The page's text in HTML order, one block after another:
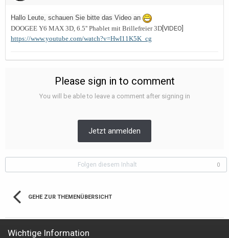
Hallo Leute, schauen Sie bitte das Video an
DOOGEE Y6 MAX 3D, 6.5'' Phablet mit Brillefreier 3D[VIDEO]
https://www.youtube.com/watch?v=HwI11K5K_cg
Please sign in to comment
You will be able to leave a comment after signing in
Jetzt anmelden
Folgen diesem Inhalt 0
GEHE ZUR THEMENÜBERSICHT
Wichtige Information